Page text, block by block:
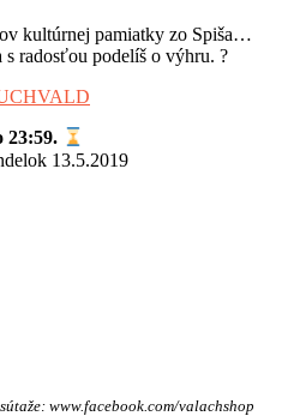
kultúrnej pamiatky zo Spiša…
s radosťou podelíš o výhru.?
23:59.
13.5.2019
www.facebook.com/valachshop